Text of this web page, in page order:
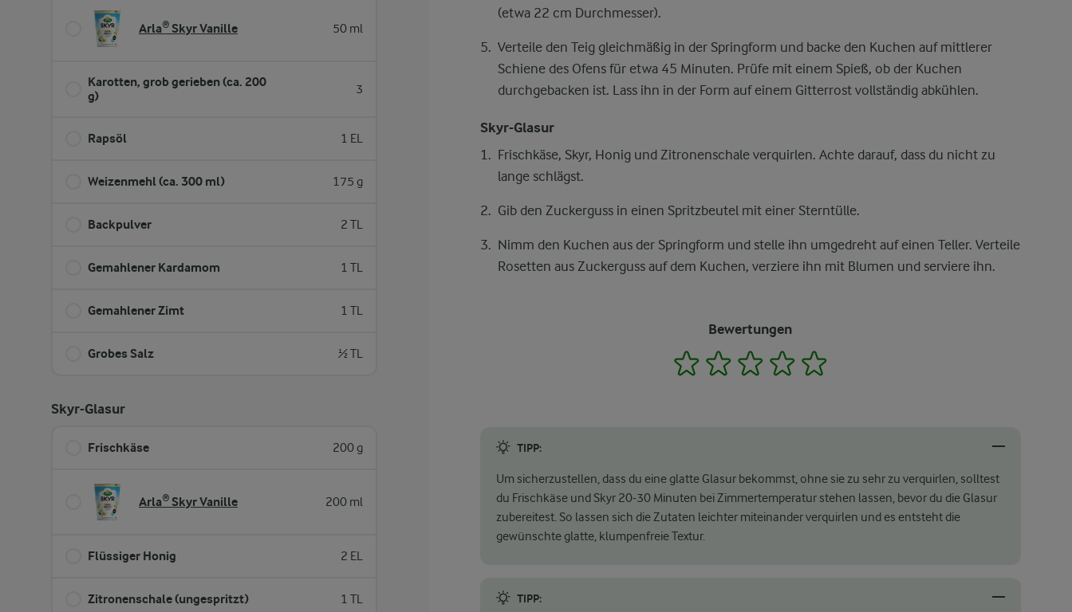
Arla® Skyr Vanille 50 ml
Karotten, grob gerieben (ca. 200
g)
3
Rapsöl 1 EL
Weizenmehl (ca. 300 ml) 175 g
Backpulver 2 TL
Gemahlener Kardamom 1 TL
Gemahlener Zimt 1 TL
Grobes Salz ½ TL
Skyr-Glasur
Frischkäse 200 g
Arla® Skyr Vanille 200 ml
Flüssiger Honig 2 EL
Zitronenschale (ungespritzt) 1 TL
(etwa 22 cm Durchmesser).
Verteile den Teig gleichmäßig in der Springform und backe den Kuchen auf mittlerer
Schiene des Ofens für etwa 45 Minuten. Prüfe mit einem Spieß, ob der Kuchen
durchgebacken ist. Lass ihn in der Form auf einem Gitterrost vollständig abkühlen.
Skyr-Glasur
Frischkäse, Skyr, Honig und Zitronenschale verquirlen. Achte darauf, dass du nicht zu
lange schlägst.
Gib den Zuckerguss in einen Spritzbeutel mit einer Sterntülle.
Nimm den Kuchen aus der Springform und stelle ihn umgedreht auf einen Teller. Verteile
Rosetten aus Zuckerguss auf dem Kuchen, verziere ihn mit Blumen und serviere ihn.
Bewertungen
1 2 3 4
TIPP:
Um sicherzustellen, dass du eine glatte Glasur bekommst, ohne sie zu sehr zu verquirlen, solltest
du Frischkäse und Skyr 20-30 Minuten bei Zimmertemperatur stehen lassen, bevor du die Glasur
zubereitest. So lassen sich die Zutaten leichter miteinander verquirlen und es entsteht die
gewünschte glatte, klumpenfreie Textur.
TIPP: